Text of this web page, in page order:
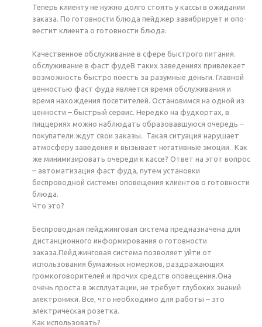
Те­перь кли­ен­ту не нуж­но дол­го сто­ять у кас­сы в ожи­дании
за­каза. По го­тов­ности блю­да пей­джер за­виб­ри­ру­ет и опо­
вес­тит кли­ен­та о го­тов­ности блю­да.
Качественное обслуживание в сфере быстрого питания.
обслуживание в фаст фудеВ таких заведениях привлекает
возможность быстро поесть за разумные деньги. Главной
ценностью фаст фуда является время обслуживания и
время нахождения посетителей. Остановимся на одной из
ценности – быстрый сервис. Нередко на фудкортах, в
пиццериях можно наблюдать образовавшуюся очередь –
покупатели ждут свои заказы. Такая ситуация нарушает
атмосферу заведения и вызывает негативные эмоции. Как
же минимизировать очереди к кассе? Ответ на этот вопрос
– автоматизация фаст фуда, путем установки
беспроводной системы оповещения клиентов о готовности
блюда.
Что это?
Беспроводная пейджинговая система предназначена для
дистанционного информирования о готовности
заказа.Пейджинговая система позволяет уйти от
использования бумажных номерков, раздражающих
громкоговорителей и прочих средств оповещения.Она
очень проста в эксплуатации, не требует глубоких знаний
электроники. Все, что необходимо для работы – это
электрическая розетка.
Как использовать?